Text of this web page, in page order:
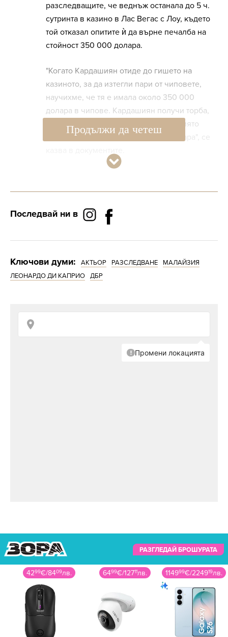
разследващите, че веднъж останала до 5 ч.
сутринта в казино в Лас Вегас с Лоу, където
той отказал опитите ѝ да върне печалба на
стойност 350 000 долара.
"Когато Кардашиян отиде до гишето на
казиното, за да изтегли пари от чиповете,
научихме, че тя е имала около 350 000
долара в чипове. Кардашиян получи торба,
пълна със 100-доларови банкноти, чиято
стойност се оценява на 250 000 долара", се
разкри какъв
През 2021 г. министерството на правосъдието
за да повлияе на правителството да прекрати
замесени в скандала 1MDB, пише още БГНЕС.
Продължи да четеш
Последвай ни в
Ключови думи: АКТЬОР РАЗСЛЕДВАНЕ
МАЛАЙЗИЯ
ЛЕОНАРДО ДИ КАПРИО
ДБР
РАЗГЛЕДАЙ БРОШУРАТА
4299€/8409лв. 6499€/12711лв. 114999€/224919лв.